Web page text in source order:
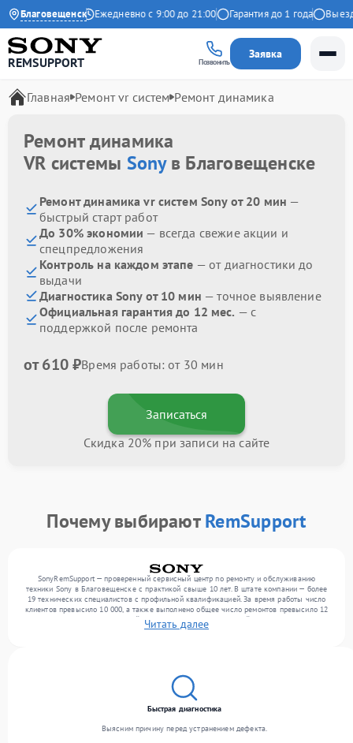
Благовещенск
4.9 на Яндекс Ежедневно с 9:00 до 21:00 Гарантия до 1 года Выезд
REMSUPPORT Позвонить
Заявка
Главная Ремонт vr систем Ремонт динамика
Ремонт динамика
VR системы Sonyв Благовещенске
Ремонт динамика vr систем Sony от 20 мин —
быстрый старт работ
До 30% экономии — всегда свежие акции и
спецпредложения
Контроль на каждом этапе — от диагностики до
выдачи
Диагностика Sony от 10 мин — точное выявление
Официальная гарантия до 12 мес. — с
поддержкой после ремонта
от 610 ₽Время работы: от 30 мин
Записаться
Скидка 20% при записи на сайте
Почему выбираютRemSupport
SonyRemSupport — проверенный сервисный центр по ремонту и обслуживанию
техники Sony в Благовещенске с практикой свыше 10 лет. В штате компании — более
19 технических специалистов с профильной квалификацией. За время работы число
клиентов превысило 10 000, а также выполнено общее число ремонтов превысило 12
000. Ежемесячно в сервисный центр поступает от 300 устройств, включая , , . Мы
беремся за задачи любой сложности и поддерживаем высокий стандарт качества
Читать далее
Быстрая диагностика
Выясним причину перед устранением дефекта.